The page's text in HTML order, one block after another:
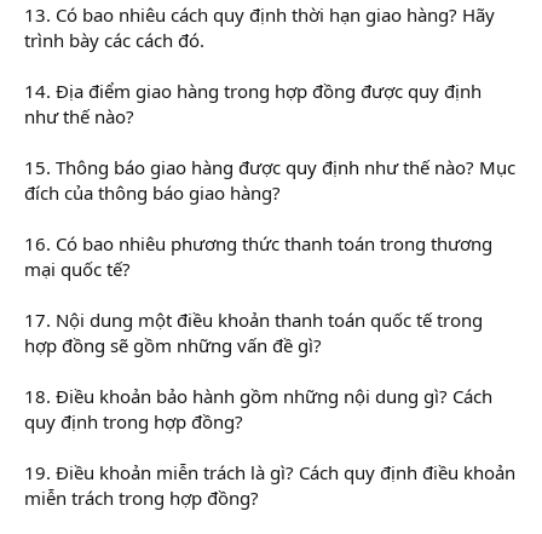
13. Có bao nhiêu cách quy định thời hạn giao hàng? Hãy
trình bày các cách đó.
14. Địa điểm giao hàng trong hợp đồng được quy định
như thế nào?
15. Thông báo giao hàng được quy định như thế nào? Mục
đích của thông báo giao hàng?
16. Có bao nhiêu phương thức thanh toán trong thương
mại quốc tế?
17. Nội dung một điều khoản thanh toán quốc tế trong
hợp đồng sẽ gồm những vấn đề gì?
18. Điều khoản bảo hành gồm những nội dung gì? Cách
quy định trong hợp đồng?
19. Điều khoản miễn trách là gì? Cách quy định điều khoản
miễn trách trong hợp đồng?